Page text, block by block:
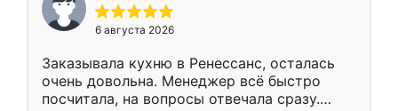
6 августа 2026
Заказывала кухню в Ренессанс, осталась
очень довольна. Менеджер всё быстро
посчитала, на вопросы отвечала сразу.